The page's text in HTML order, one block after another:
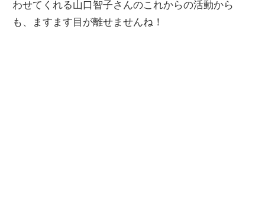
わせてくれる山口智子さんのこれからの活動から
も、ますます目が離せませんね！